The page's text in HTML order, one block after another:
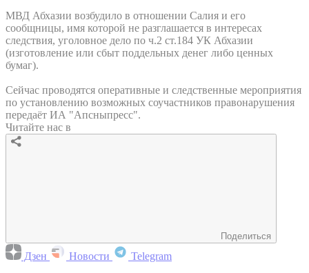
МВД Абхазии возбудило в отношении Салия и его
сообщницы, имя которой не разглашается в интересах
следствия, уголовное дело по ч.2 ст.184 УК Абхазии
(изготовление или сбыт поддельных денег либо ценных
бумаг).
Сейчас проводятся оперативные и следственные мероприятия
по установлению возможных соучастников правонарушения
передаёт ИА "Апсныпресс".
Читайте нас в
Поделиться
Дзен Новости Telegram